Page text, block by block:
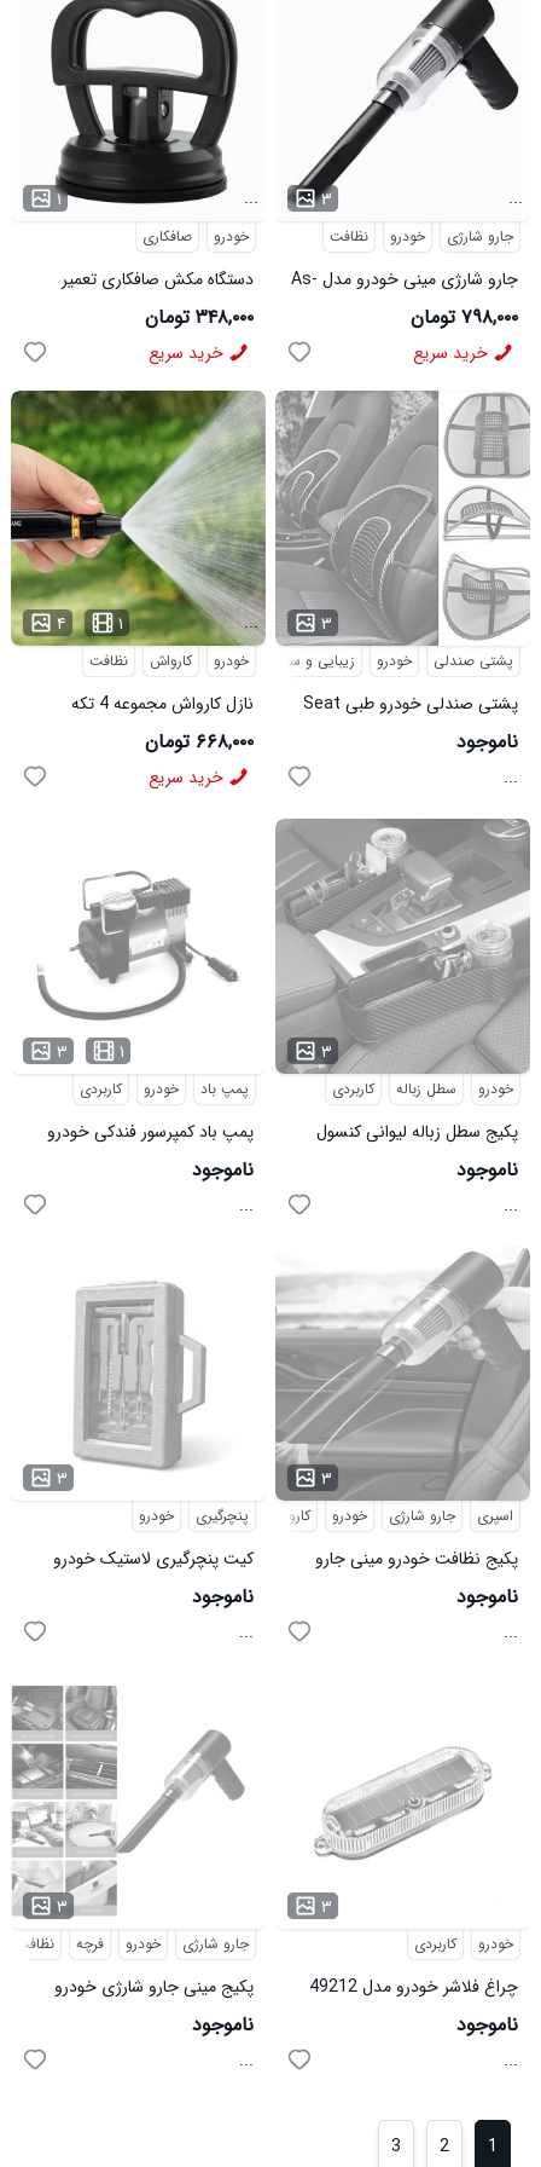
۱ ...
خودرو صافکاری
دستگاه مکش صافکاری تعمیر
فرورفتگی
۳۴۸,۰۰۰ تومان
خرید سریع
۳ ...
جارو شارژی خودرو نظافت
جارو شارژی مینی خودرو مدل As-
228
۷۹۸,۰۰۰ تومان
خرید سریع
۴ ۱ ...
خودرو کارواش نظافت
نازل کارواش مجموعه 4 تکه
۶۶۸,۰۰۰ تومان
خرید سریع
۳
پشتی صندلی خودرو زیبایی و سلامت طبی
پشتی صندلی خودرو طبی Seat
مدل 3990
ناموجود
...
۳ ۱
پمپ باد خودرو کاربردی
پمپ باد کمپرسور فندکی خودرو
مدل 50672
ناموجود
...
۳
خودرو سطل زباله کاربردی
پکیج سطل زباله لیوانی کنسول
متحرک خودرو مدل آیلین
ناموجود
...
۳
پنچرگیری خودرو
کیت پنچرگیری لاستیک خودرو
مدل 49461
ناموجود
...
۳
اسپری جارو شارژی خودرو کارواش نظافت
پکیج نظافت خودرو مینی جارو
ضد بخار شیشه
ناموجود
...
۳
جارو شارژی خودرو فرچه نظافت
پکیج مینی جارو شارژی خودرو
magic brush
ناموجود
...
۳
خودرو کاربردی
چراغ فلاشر خودرو مدل 49212
ناموجود
...
1
2
3